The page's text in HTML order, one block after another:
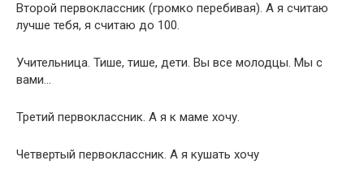
Второй первоклассник (громко перебивая). А я считаю
лучше тебя, я считаю до 100.
Учительница. Тише, тише, дети. Вы все молодцы. Мы с
вами…
Третий первоклассник. А я к маме хочу.
Четвертый первоклассник. А я кушать хочу